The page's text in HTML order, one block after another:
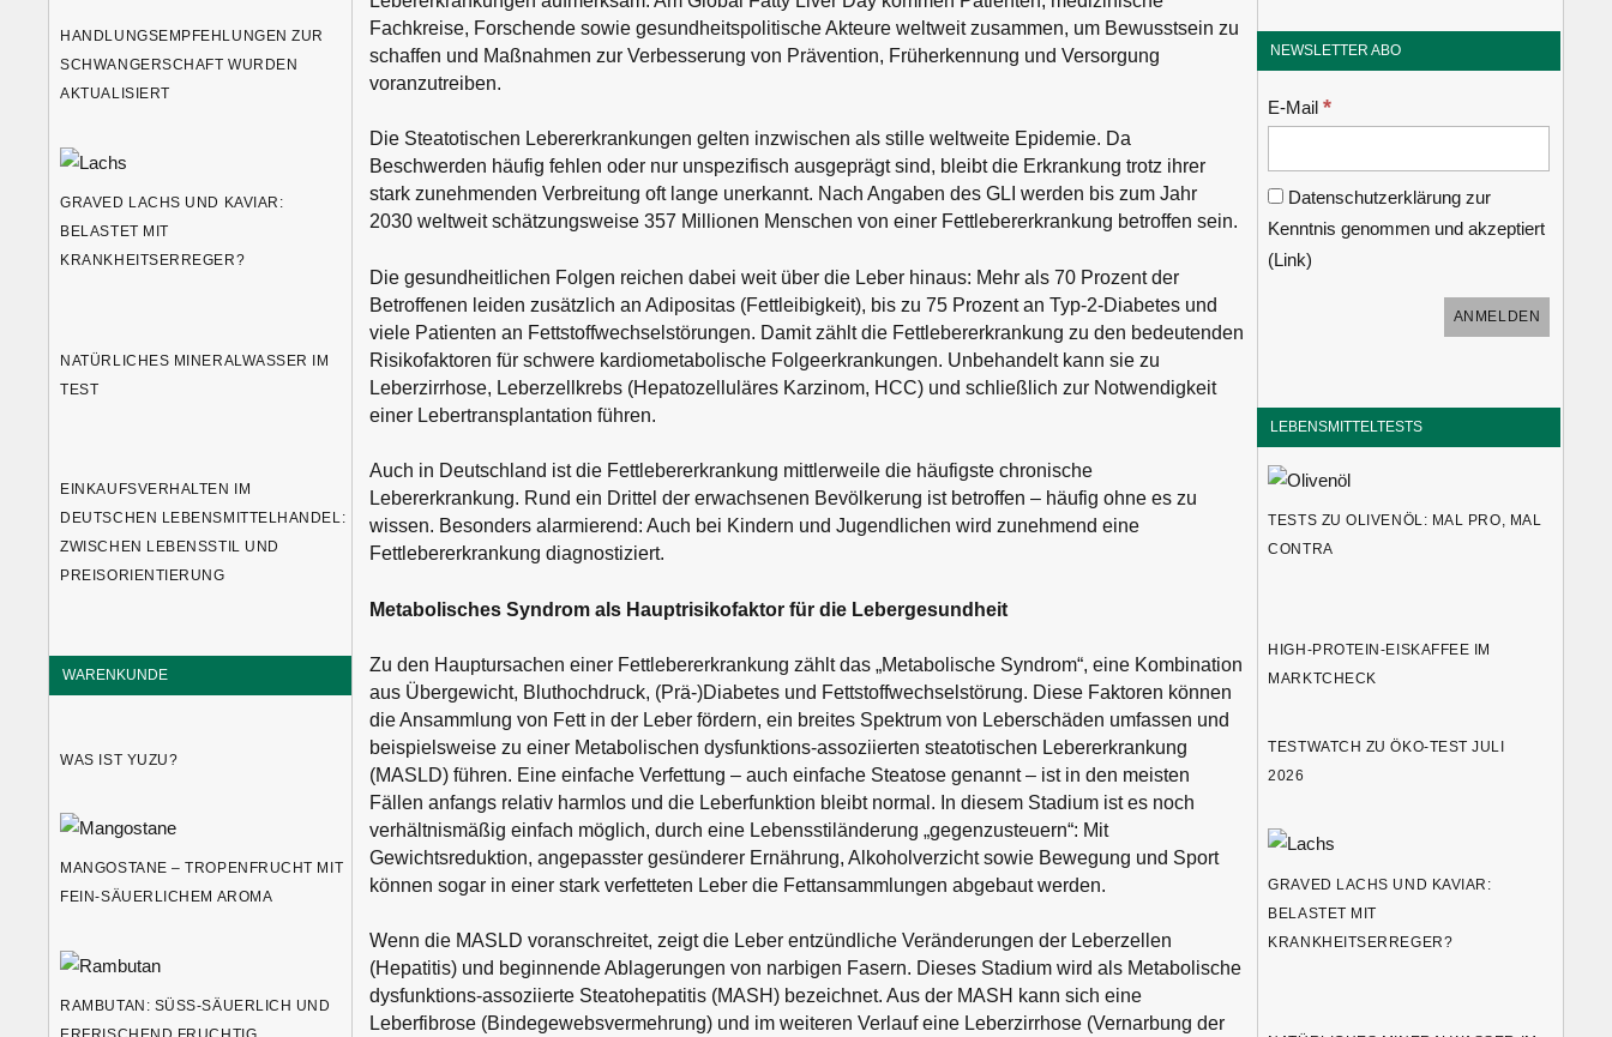
Fachkreise, Forschende sowie gesundheitspolitische Akteure weltweit zusammen, um Bewusstsein zu
schaffen und Maßnahmen zur Verbesserung von Prävention, Früherkennung und Versorgung
voranzutreiben.
Die Steatotischen Lebererkrankungen gelten inzwischen als stille weltweite Epidemie. Da
Beschwerden häufig fehlen oder nur unspezifisch ausgeprägt sind, bleibt die Erkrankung trotz ihrer
stark zunehmenden Verbreitung oft lange unerkannt. Nach Angaben des GLI werden bis zum Jahr
2030 weltweit schätzungsweise 357 Millionen Menschen von einer Fettlebererkrankung betroffen sein.
Die gesundheitlichen Folgen reichen dabei weit über die Leber hinaus: Mehr als 70 Prozent der
Betroffenen leiden zusätzlich an Adipositas (Fettleibigkeit), bis zu 75 Prozent an Typ-2-Diabetes und
viele Patienten an Fettstoffwechselstörungen. Damit zählt die Fettlebererkrankung zu den bedeutenden
Risikofaktoren für schwere kardiometabolische Folgeerkrankungen. Unbehandelt kann sie zu
Leberzirrhose, Leberzellkrebs (Hepatozelluläres Karzinom, HCC) und schließlich zur Notwendigkeit
einer Lebertransplantation führen.
Auch in Deutschland ist die Fettlebererkrankung mittlerweile die häufigste chronische
Lebererkrankung. Rund ein Drittel der erwachsenen Bevölkerung ist betroffen – häufig ohne es zu
wissen. Besonders alarmierend: Auch bei Kindern und Jugendlichen wird zunehmend eine
Fettlebererkrankung diagnostiziert.
Metabolisches Syndrom als Hauptrisikofaktor für die Lebergesundheit
Zu den Hauptursachen einer Fettlebererkrankung zählt das „Metabolische Syndrom“, eine Kombination
aus Übergewicht, Bluthochdruck, (Prä-)Diabetes und Fettstoffwechselstörung. Diese Faktoren können
die Ansammlung von Fett in der Leber fördern, ein breites Spektrum von Leberschäden umfassen und
beispielsweise zu einer Metabolischen dysfunktions-assoziierten steatotischen Lebererkrankung
(MASLD) führen. Eine einfache Verfettung – auch einfache Steatose genannt – ist in den meisten
Fällen anfangs relativ harmlos und die Leberfunktion bleibt normal. In diesem Stadium ist es noch
verhältnismäßig einfach möglich, durch eine Lebensstiländerung „gegenzusteuern“: Mit
Gewichtsreduktion, angepasster gesünderer Ernährung, Alkoholverzicht sowie Bewegung und Sport
können sogar in einer stark verfetteten Leber die Fettansammlungen abgebaut werden.
Wenn die MASLD voranschreitet, zeigt die Leber entzündliche Veränderungen der Leberzellen
(Hepatitis) und beginnende Ablagerungen von narbigen Fasern. Dieses Stadium wird als Metabolische
dysfunktions-assoziierte Steatohepatitis (MASH) bezeichnet. Aus der MASH kann sich eine
Leberfibrose (Bindegewebsvermehrung) und im weiteren Verlauf eine Leberzirrhose (Vernarbung der
HANDLUNGSEMPFEHLUNGEN ZUR
SCHWANGERSCHAFT WURDEN
AKTUALISIERT
GRAVED LACHS UND KAVIAR:
BELASTET MIT
KRANKHEITSERREGER?
NATÜRLICHES MINERALWASSER IM
TEST
EINKAUFSVERHALTEN IM
DEUTSCHEN LEBENSMITTELHANDEL:
ZWISCHEN LEBENSSTIL UND
PREISORIENTIERUNG
WARENKUNDE
WAS IST YUZU?
MANGOSTANE – TROPENFRUCHT MIT
FEIN-SÄUERLICHEM AROMA
RAMBUTAN: SÜSS-SÄUERLICH UND E
NEWSLETTER ABO
E-Mail*
Datenschutzerklärung zur
Kenntnis genommen und akzeptiert
(Link)
LEBENSMITTELTESTS
TESTS ZU OLIVENÖL: MAL PRO, MAL
CONTRA
HIGH-PROTEIN-EISKAFFEE IM
MARKTCHECK
TESTWATCH ZU ÖKO-TEST JULI
2026
GRAVED LACHS UND KAVIAR:
BELASTET MIT
KRANKHEITSERREGER?